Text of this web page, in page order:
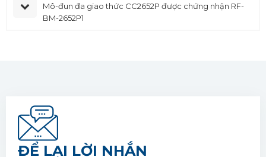
Mô-đun đa giao thức CC2652P được chứng nhận RF-
BM-2652P1
ĐỂ LẠI LỜI NHẮN